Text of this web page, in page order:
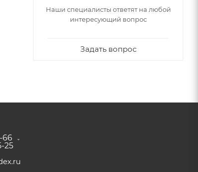
Наши специалисты ответят на любой
интересующий вопрос
Задать вопрос
66
25